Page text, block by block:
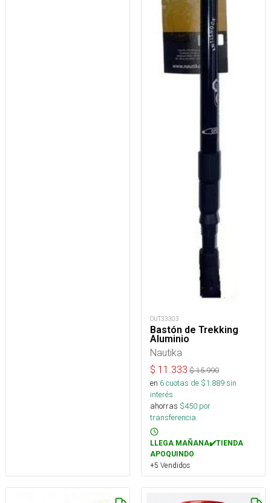
OUT33303
Bastón de Trekking
Aluminio
Nautika
$ 11.333 $15.990
en 6cuotas de $1.889sin
interés
ahorras $450 por
transferencia.
LLEGA MAÑANA✔️TIENDA
APOQUINDO
+5 Vendidos